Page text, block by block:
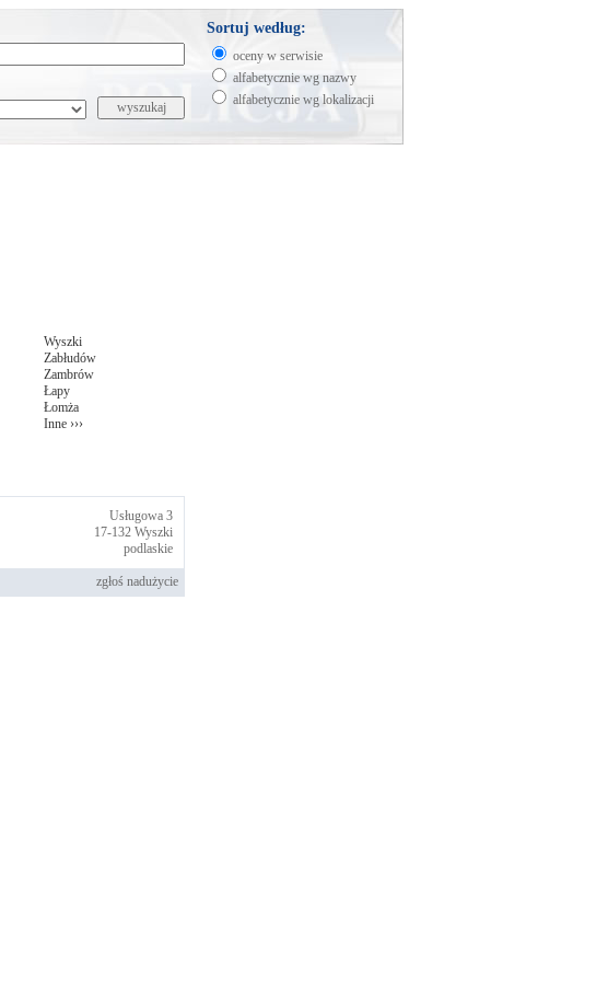
Sortuj według:
oceny w serwisie
alfabetycznie wg nazwy
alfabetycznie wg lokalizacji
Wyszki
Zabłudów
Zambrów
Łapy
Łomża
Inne ›››
Usługowa 3
17-132 Wyszki
podlaskie
zgłoś nadużycie